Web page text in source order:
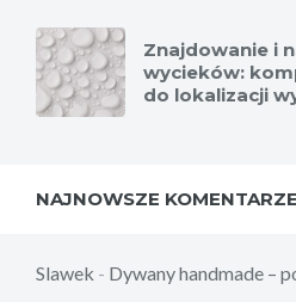
Znajdowanie i
wycieków:
do lokalizacji
NAJNOWSZE KOMENTARZE
Slawek - Dywany handmade –